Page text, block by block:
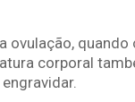
ovulação, quando
corporal